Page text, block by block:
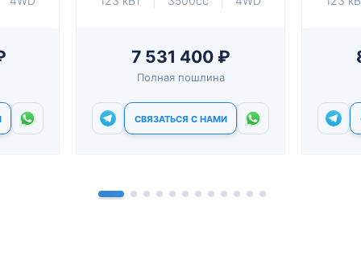
7 531 400 ₽
Полная пошлина
СВЯЗАТЬСЯ С НАМИ